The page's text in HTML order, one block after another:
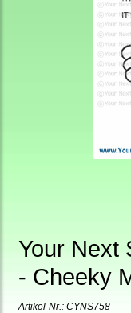
Your Next
- Cheeky
Artikel-Nr.: CYNS758